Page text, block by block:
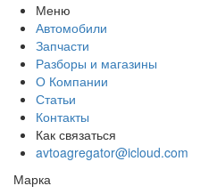
Меню
Автомобили
Запчасти
Разборы и магазины
О Компании
Статьи
Контакты
Как связаться
avtoagregator@icloud.com
Марка